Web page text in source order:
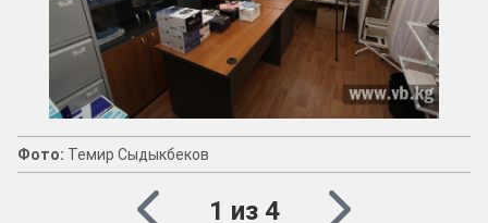
Фото: Темир Сыдыкбеков
1 из 4